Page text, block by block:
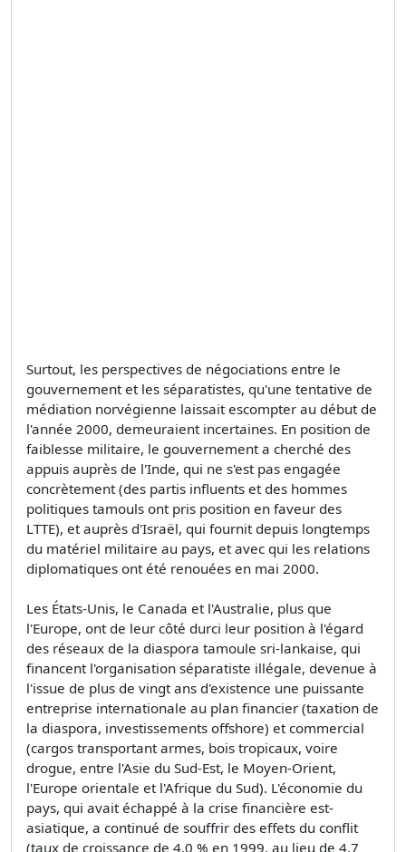
Surtout, les perspectives de négociations entre le
gouvernement et les séparatistes, qu'une tentative de
médiation norvégienne laissait escompter au début de
l'année 2000, demeuraient incertaines. En position de
faiblesse militaire, le gouvernement a cherché des
appuis auprès de l'Inde, qui ne s'est pas engagée
concrètement (des partis influents et des hommes
politiques tamouls ont pris position en faveur des
LTTE), et auprès d'Israël, qui fournit depuis longtemps
du matériel militaire au pays, et avec qui les relations
diplomatiques ont été renouées en mai 2000.
Les États-Unis, le Canada et l'Australie, plus que
l'Europe, ont de leur côté durci leur position à l'égard
des réseaux de la diaspora tamoule sri-lankaise, qui
financent l'organisation séparatiste illégale, devenue à
l'issue de plus de vingt ans d'existence une puissante
entreprise internationale au plan financier (taxation de
la diaspora, investissements offshore) et commercial
(cargos transportant armes, bois tropicaux, voire
drogue, entre l'Asie du Sud-Est, le Moyen-Orient,
l'Europe orientale et l'Afrique du Sud). L'économie du
pays, qui avait échappé à la crise financière est-
asiatique, a continué de souffrir des effets du conflit
(taux de croissance de 4,0 % en 1999, au lieu de 4,7